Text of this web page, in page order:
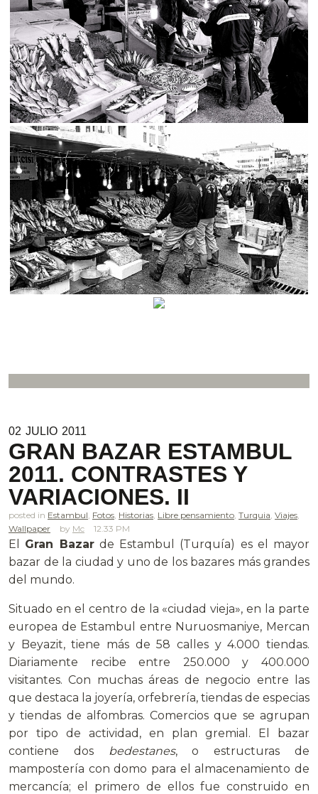
02 JULIO 2011
GRAN BAZAR ESTAMBUL
2011. CONTRASTES Y
VARIACIONES. II
posted in Estambul, Fotos, Historias, Libre pensamiento, Turquia, Viajes,
Wallpaper
Mc 12.33 PM
El Gran Bazarde Estambul (Turquía) es el mayor
bazar de la ciudad y uno de los bazares más grandes
del mundo.
Situado en el centro de la «ciudad vieja», en la parte
europea de Estambul entre Nuruosmaniye, Mercan
y Beyazit, tiene más de 58 calles y 4.000 tiendas.
Diariamente recibe entre 250.000 y 400.000
visitantes. Con muchas áreas de negocio entre las
que destaca la joyería, orfebrería, tiendas de especias
y tiendas de alfombras. Comercios que se agrupan
por tipo de actividad, en plan gremial. El bazar
contiene dos bedestanes, o estructuras de
mampostería con domo para el almacenamiento de
mercancía; el primero de ellos fue construido en